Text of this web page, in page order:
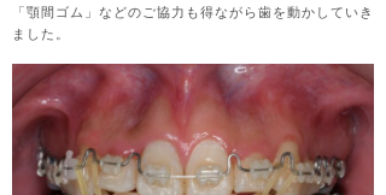
「顎間ゴム」などのご協力も得ながら歯を動かしていき
ました。